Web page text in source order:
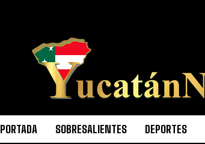
PORTADA SOBRESALIENTES DEPORTES